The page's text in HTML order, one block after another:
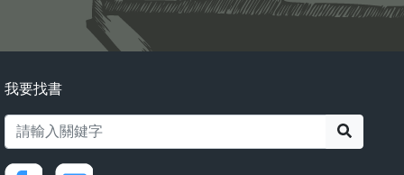
我要找書